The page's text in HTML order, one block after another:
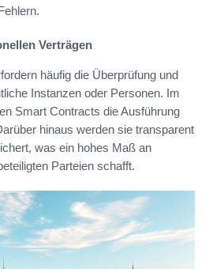
Verträgen
häufig die Überprüfung und
Instanzen oder Personen. Im
Smart Contracts die Ausführung
hinaus werden sie transparent
was ein hohes Maß an
Parteien schafft.